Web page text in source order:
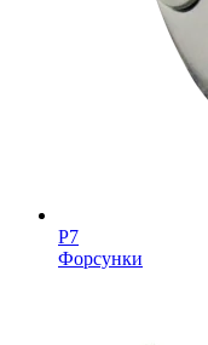
Р7
Форсунки